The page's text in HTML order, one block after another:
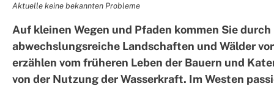
Aktuelle keine bekannten Probleme
Auf kleinen Wegen und Pfaden kommen Sie durch
abwechslungsreiche Landschaften und Wälder
erzählen vom früheren Leben der Bauern und
von der Nutzung der Wasserkraft. Im Westen